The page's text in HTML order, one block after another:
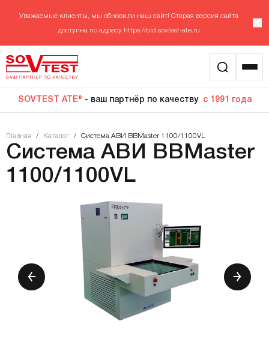
Уважаемые клиенты, мы обновили наш сайт! Старая версия сайта
доступна по адресу https://old.sovtest-ate.ru
SOVTEST ATE® - ваш партнёр по качеству с 1991 года
Главная / Каталог / Система АВИ BBMaster 1100/1100VL
Система АВИ BBMaster
1100/1100VL